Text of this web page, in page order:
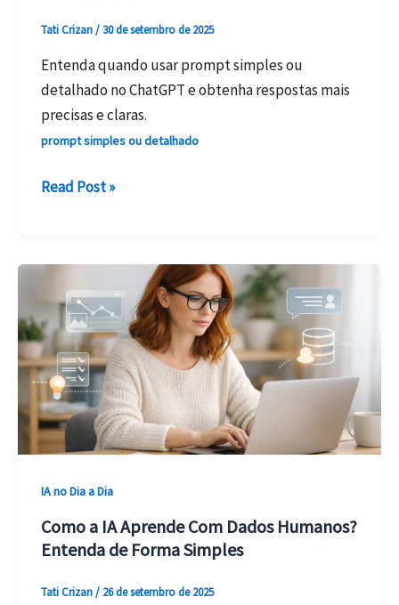
Tati Crizan/ 30 de setembro de 2025
Entenda quando usar prompt simples ou
detalhado no ChatGPT e obtenha respostas mais
precisas e claras.
prompt simples ou detalhado
Prompt
Detalhado:
Qual
Funciona
Melhor
no
ChatGPT?
Read Post »
IA no Dia a Dia
Como a IA Aprende Com Dados Humanos?
Entenda de Forma Simples
Tati Crizan/ 26 de setembro de 2025